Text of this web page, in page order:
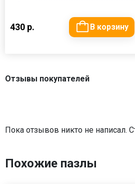
430 р. В корзину
Отзывы покупателей
Пока отзывов никто не написал.
Похожие пазлы